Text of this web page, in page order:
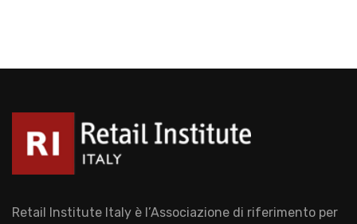
Retail Institute Italy è l’Associazione di riferimento per